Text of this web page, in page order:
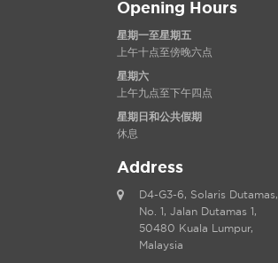
Opening Hours
星期一至星期五
上午十点至傍晚六点
星期六
上午九点至下午四点
星期日和公共假期
休息
Address
D4-G3-6, Solaris Dutamas,
No. 1, Jalan Dutamas 1,
50480 Kuala Lumpur,
Malaysia